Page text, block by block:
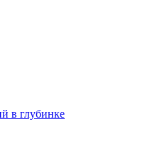
в глубинке